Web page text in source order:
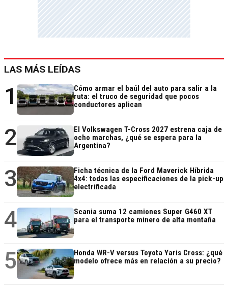
LAS MÁS LEÍDAS
1
Cómo armar el baúl del auto para salir a la
ruta: el truco de seguridad que pocos
conductores aplican
2
El Volkswagen T-Cross 2027 estrena caja de
ocho marchas, ¿qué se espera para la
Argentina?
3
Ficha técnica de la Ford Maverick Híbrida
4x4: todas las especificaciones de la pick-up
electrificada
4
Scania suma 12 camiones Super G460 XT
para el transporte minero de alta montaña
5
Honda WR-V versus Toyota Yaris Cross: ¿qué
modelo ofrece más en relación a su precio?